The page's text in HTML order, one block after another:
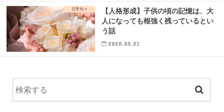
日常色々
【人格形成】子供の頃の記憶は、大
人になっても根強く残っているとい
う話
2020.05.23